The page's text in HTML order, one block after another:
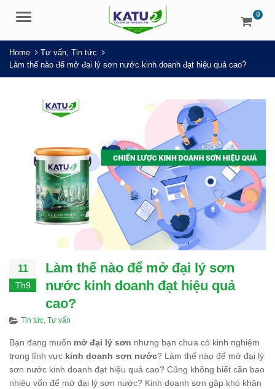
Menu 0
Home Tư vấn, Tin tức
Làm thế nào để mở đại lý sơn nước kinh doanh đạt hiệu quả cao?
11
Th9
Làm thế nào để mở đại lý sơn
nước kinh doanh đạt hiệu quả
cao?
Categories
Tin tức, Tư vấn
Bạn đang muốn mở đại lý sơn nhưng bạn chưa có kinh nghiệm
trong lĩnh vực kinh doanh sơn nước? Làm thế nào để mở đại lý
sơn nước kinh doanh đạt hiệu quả cao? Cũng không biết cần bao
nhiêu vốn để mở đại lý sơn nước? Kinh doanh sơn gặp khó khăn